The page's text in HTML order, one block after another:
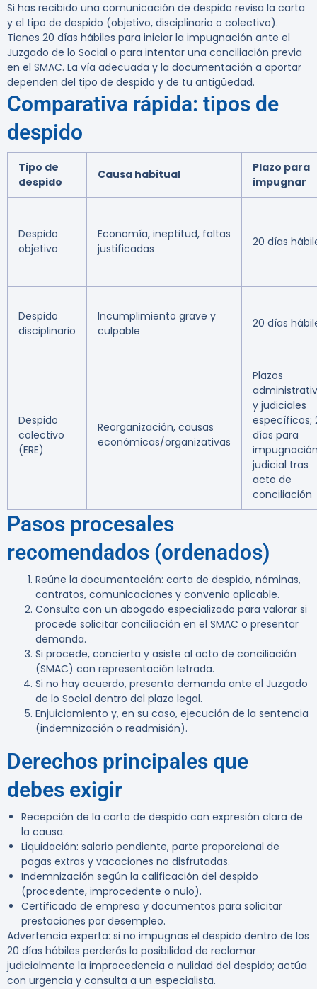
Si has recibido una comunicación de despido revisa la carta
y el tipo de despido (objetivo, disciplinario o colectivo).
Tienes 20 días hábiles para iniciar la impugnación ante el
Juzgado de lo Social o para intentar una conciliación previa
en el SMAC. La vía adecuada y la documentación a aportar
dependen del tipo de despido y de tu antigüedad.
Comparativa rápida: tipos de
despido
Tipo de
despido
Causa habitual
Plazo para
impugnar
Despido
objetivo
Economía, ineptitud, faltas
justificadas
20 días
Despido
disciplinario
Incumplimiento grave y
culpable
20 días
Despido
colectivo
(ERE)
Reorganización, causas
económicas/organizativas
Plazos
y judiciales
específicos;
días para
judicial tras
acto de
conciliación
Pasos procesales
recomendados (ordenados)
Reúne la documentación: carta de despido, nóminas,
contratos, comunicaciones y convenio aplicable.
Consulta con un abogado especializado para valorar si
procede solicitar conciliación en el SMAC o presentar
demanda.
Si procede, concierta y asiste al acto de conciliación
(SMAC) con representación letrada.
Si no hay acuerdo, presenta demanda ante el Juzgado
de lo Social dentro del plazo legal.
Enjuiciamiento y, en su caso, ejecución de la sentencia
(indemnización o readmisión).
Derechos principales que
debes exigir
Recepción de la carta de despido con expresión clara de
la causa.
Liquidación: salario pendiente, parte proporcional de
pagas extras y vacaciones no disfrutadas.
Indemnización según la calificación del despido
(procedente, improcedente o nulo).
Certificado de empresa y documentos para solicitar
prestaciones por desempleo.
Advertencia experta: si no impugnas el despido dentro de los
20 días hábiles perderás la posibilidad de reclamar
judicialmente la improcedencia o nulidad del despido; actúa
con urgencia y consulta a un especialista.